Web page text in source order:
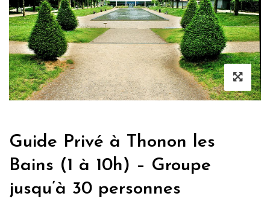
Guide Privé à Thonon les
Bains (1 à 10h) – Groupe
jusqu’à 30 personnes